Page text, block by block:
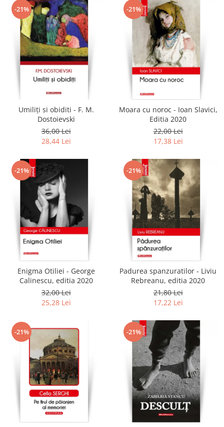
-21%
Umiliți si obiditi - F. M.
Dostoievski
36,00 Lei
28,44 Lei
-21%
Moara cu noroc - Ioan Slavici,
Editia 2020
22,00 Lei
17,38 Lei
-21%
Enigma Otiliei - George
Calinescu, editia 2020
32,00 Lei
25,28 Lei
-21%
Padurea spanzuratilor - Liviu
Rebreanu, editia 2020
21,80 Lei
17,22 Lei
-21% -21%